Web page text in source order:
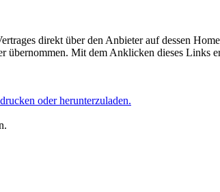
direkt über den Anbieter auf dessen
Mit dem Anklicken dieses Links
oder herunterzuladen.